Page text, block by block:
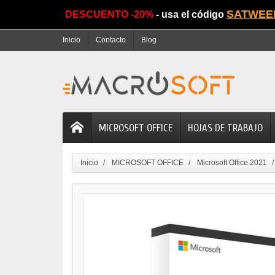
DESCUENTO -20% - usa el código
Inicio Contacto Blog
MICROSOFT OFFICE HOJAS DE TRABAJO
Inicio MICROSOFT OFFICE Microsoft Office 2021